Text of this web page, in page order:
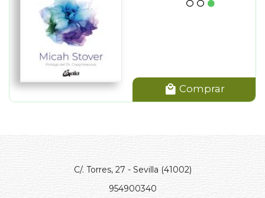
Comprar
C/. Torres, 27 - Sevilla (41002)
954900340